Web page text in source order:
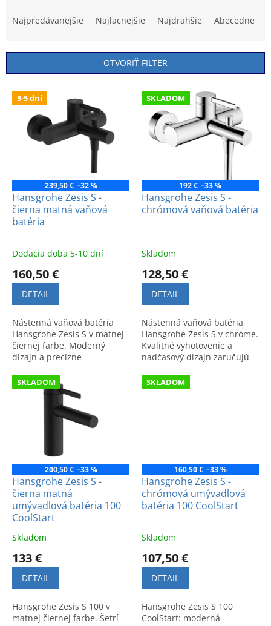
n
i
o
Najpredávanejšie Najlacnejšie Najdrahšie Abecedne
OTVORIŤ FILTER
V
o
3-5 dní
239,50 € –32 %
Hansgrohe Zesis S -
čierna matná vaňová
batéria
Dodacia doba 5-10 dní
160,50 €
DETAIL
Nástenná vaňová batéria
Hansgrohe Zesis S v matnej
čiernej farbe. Moderný
dizajn a precízne
spracovanie.
SKLADOM
192 € –33 %
Hansgrohe Zesis S -
chrómová vaňová batéria
Skladom
128,50 €
DETAIL
Nástenná vaňová batéria
Hansgrohe Zesis S v chróme.
Kvalitné vyhotovenie a
nadčasový dizajn zaručujú
dlhú životnosť a vysoký
komfort v kúpeľni.
SKLADOM
200,50 € –33 %
Hansgrohe Zesis S -
čierna matná
umývadlová batéria 100
CoolStart
Skladom
133 €
DETAIL
Hansgrohe Zesis S 100 v
matnej čiernej farbe. Šetrí
SKLADOM
160,50 € –33 %
Hansgrohe Zesis S -
chrómová umývadlová
batéria 100 CoolStart
Skladom
107,50 €
DETAIL
Hansgrohe Zesis S 100
CoolStart: moderná